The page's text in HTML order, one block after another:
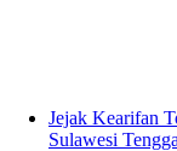
Jejak Kearifan
Sulawesi